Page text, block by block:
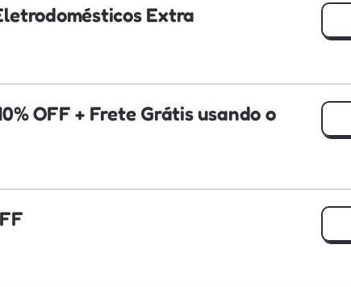
Extra
OFF + Frete Grátis usando o